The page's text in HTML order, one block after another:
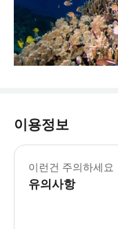
이용정보
이런건 주의하세요
유의사항